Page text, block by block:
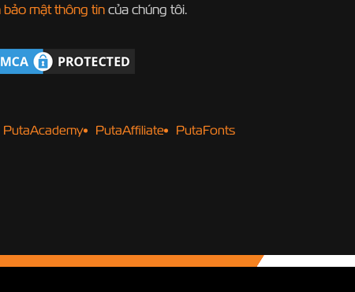
bảo mật thông tincủa chúng tôi.
PutaAcademy PutaAffiliate PutaFonts